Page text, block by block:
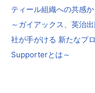
ティール組織への共感
～ガイアックス、英治
社が手がける 新たなプ
Supporterとは～